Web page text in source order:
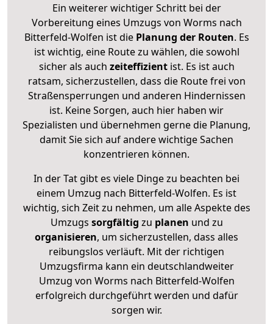
Ein weiterer wichtiger Schritt bei der
Vorbereitung eines Umzugs von Worms nach
Bitterfeld-Wolfen ist diePlanung der Routen. Es
ist wichtig, eine Route zu wählen, die sowohl
sicher als auch zeiteffizientist. Es ist auch
ratsam, sicherzustellen, dass die Route frei von
Straßensperrungen und anderen Hindernissen
ist. Keine Sorgen, auch hier haben wir
Spezialisten und übernehmen gerne die Planung,
damit Sie sich auf andere wichtige Sachen
konzentrieren können.
In der Tat gibt es viele Dinge zu beachten bei
einem Umzug nach Bitterfeld-Wolfen. Es ist
wichtig, sich Zeit zu nehmen, um alle Aspekte des
Umzugs sorgfältig zu planen und zu
organisieren, um sicherzustellen, dass alles
reibungslos verläuft. Mit der richtigen
Umzugsfirma kann ein deutschlandweiter
Umzug von Worms nach Bitterfeld-Wolfen
erfolgreich durchgeführt werden und dafür
sorgen wir.